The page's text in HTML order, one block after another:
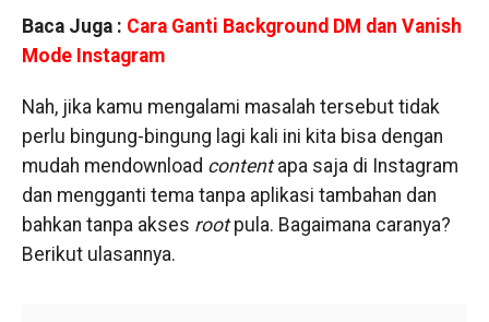
Baca Juga : Cara Ganti Background DM dan Vanish
Mode Instagram
Nah, jika kamu mengalami masalah tersebut tidak
perlu bingung-bingung lagi kali ini kita bisa dengan
mudah mendownload contentapa saja di Instagram
dan mengganti tema tanpa aplikasi tambahan dan
bahkan tanpa akses rootpula. Bagaimana caranya?
Berikut ulasannya.